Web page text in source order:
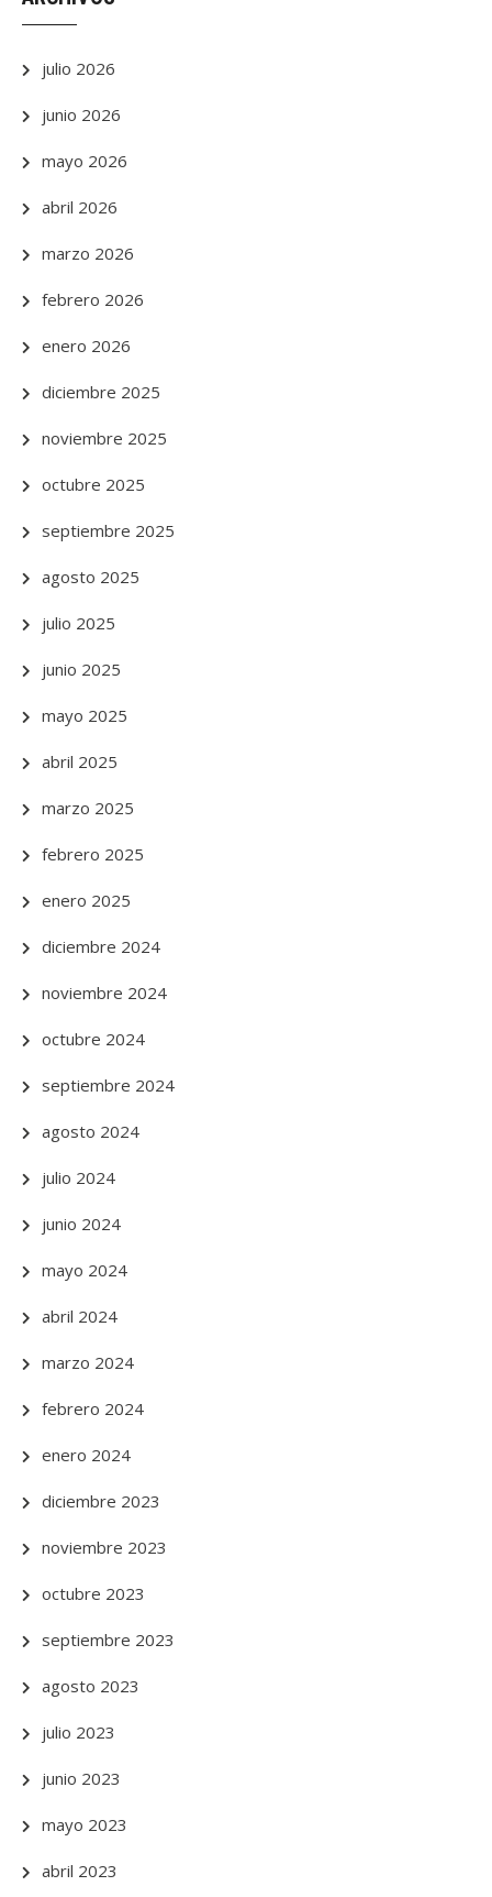
julio 2026
junio 2026
mayo 2026
abril 2026
marzo 2026
febrero 2026
enero 2026
diciembre 2025
noviembre 2025
octubre 2025
septiembre 2025
agosto 2025
julio 2025
junio 2025
mayo 2025
abril 2025
marzo 2025
febrero 2025
enero 2025
diciembre 2024
noviembre 2024
octubre 2024
septiembre 2024
agosto 2024
julio 2024
junio 2024
mayo 2024
abril 2024
marzo 2024
febrero 2024
enero 2024
diciembre 2023
noviembre 2023
octubre 2023
septiembre 2023
agosto 2023
julio 2023
junio 2023
mayo 2023
abril 2023